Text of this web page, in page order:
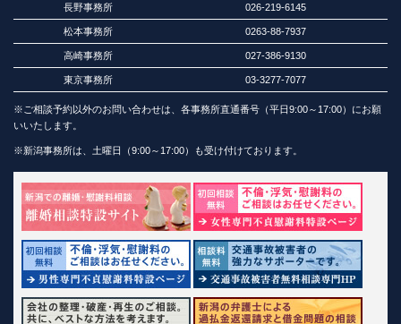
長野事務所 026-219-6145
松本事務所 0263-88-7937
高崎事務所 027-386-9130
東京事務所 03-3277-7077
※ご相談予約以外のお問い合わせは、各事務所直通番号（平日9:00～17:00）にお願
いいたします。
※新潟事務所は、土曜日（9:00～17:00）も受け付けております。